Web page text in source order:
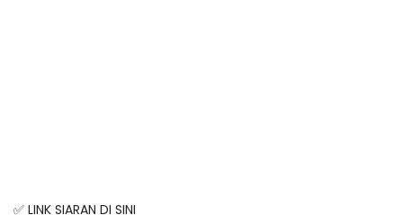
✅ LINK SIARAN DI SINI